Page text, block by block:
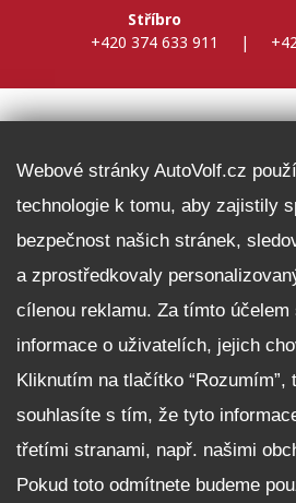
Stříbro
+420 374 633 911
|
Fleet program
Nabídka
Facebook
Reklamační
Zásady zpracování osobních
Upozornění pro věřitele a
Nastavení
Webové stránky AutoVolf.cz
technologie k tomu, aby zajistily
bezpečnost našich stránek,
a zprostředkovaly
cílenou reklamu. Za tímto účelem
informace o uživatelích, jejich
Kliknutím na tlačítko “Rozumím”,
souhlasíte s tím, že tyto
třetími stranami, např. našimi
Pokud toto odmítnete budeme